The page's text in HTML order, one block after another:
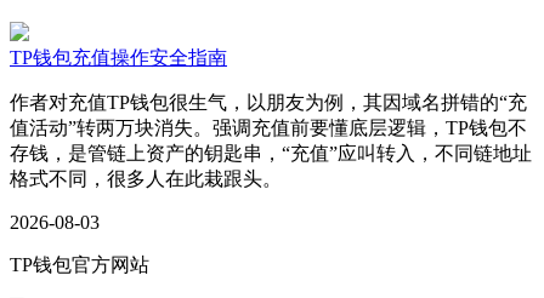
TP钱包充值操作安全指南
作者对充值TP钱包很生气，以朋友为例，其因域名拼错的“充
值活动”转两万块消失。强调充值前要懂底层逻辑，TP钱包不
存钱，是管链上资产的钥匙串，“充值”应叫转入，不同链地址
格式不同，很多人在此栽跟头。
2026-08-03
TP钱包官方网站